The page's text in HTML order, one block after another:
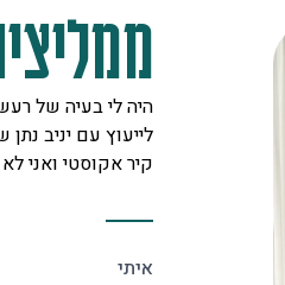
היה לי בעיה של
לייעוץ עם יניב
קיר אקוסטי ואני
איתי